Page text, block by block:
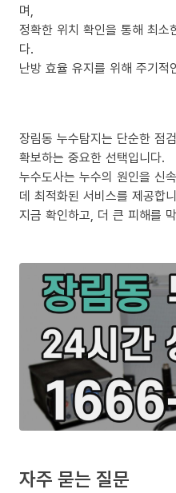
며,
정확한 위치 확인을 통해 최소
다.
난방 효율 유지를 위해 주기적
장림동 누수탐지는 단순한 점
확보하는 중요한 선택입니다.
누수도사는 누수의 원인을 신
데 최적화된 서비스를 제공합
지금 확인하고, 더 큰 피해를
자주 묻는 질문